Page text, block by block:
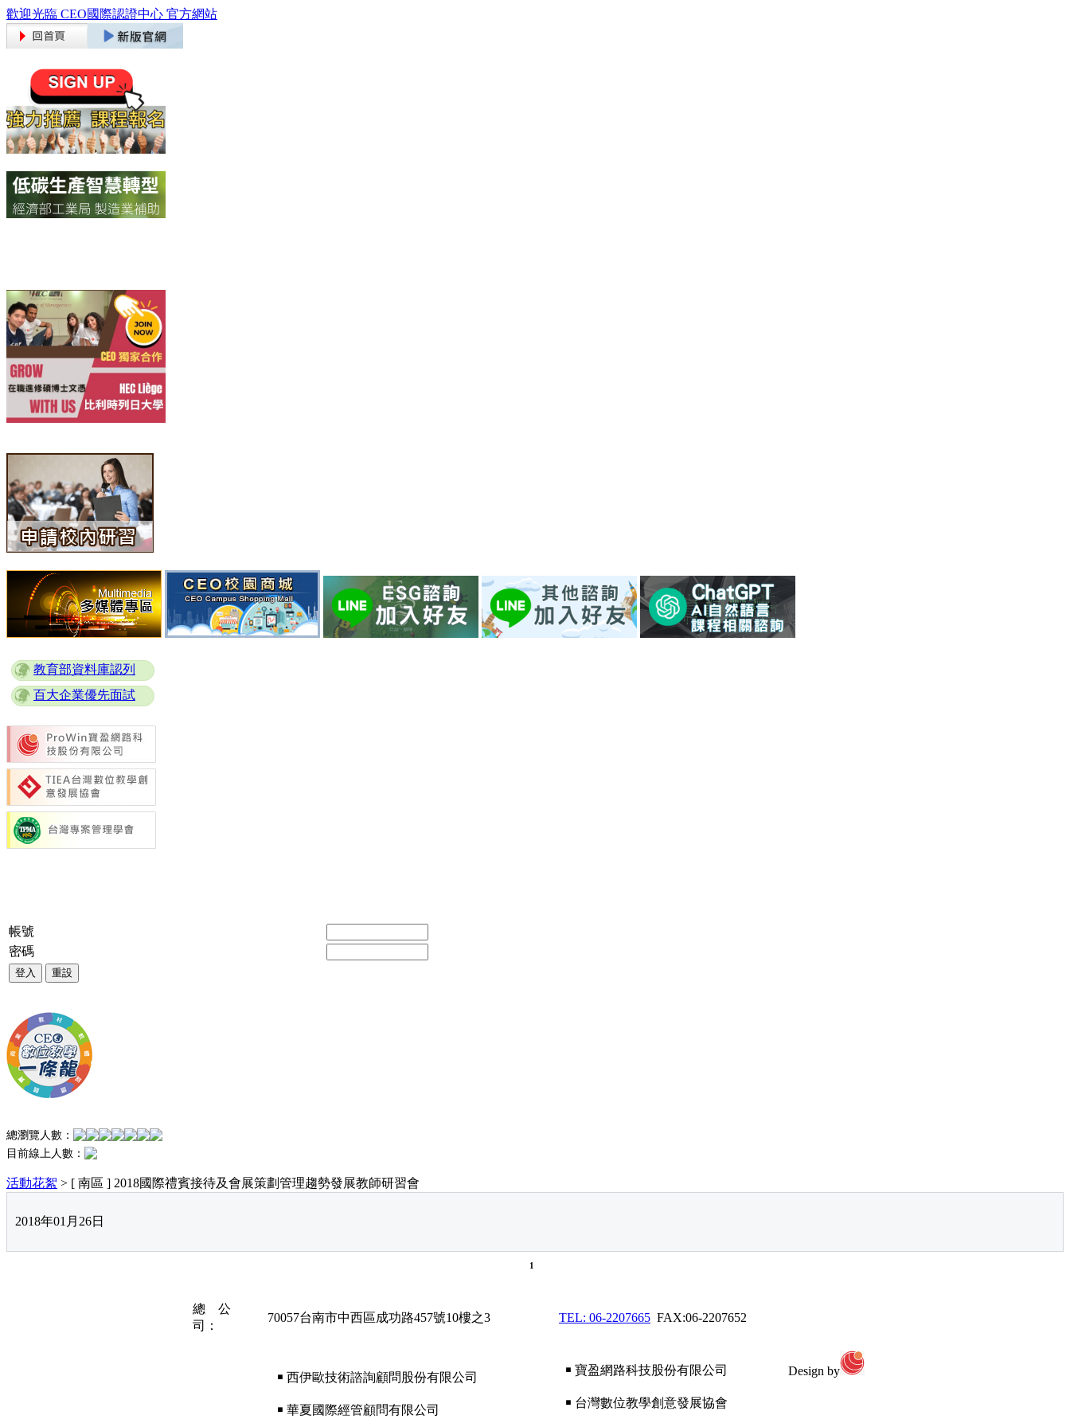
歡迎光臨 CEO國際認證中心 官方網站
教育部資料庫認列
百大企業優先面試
帳號
密碼
登入 重設
總瀏覽人數：
目前線上人數：
活動花絮 > [ 南區 ] 2018國際禮賓接待及會展策劃管理趨勢發展教師研習會
2018年01月26日
1
總 公
司：
70057台南市中西區成功路457號10樓之3 TEL: 06-2207665 FAX:06-2207652
￭ 西伊歐技術諮詢顧問股份有限公司
￭ 華夏國際經管顧問有限公司
￭ 寶盈網路科技股份有限公司
￭ 台灣數位教學創意發展協會
Design by